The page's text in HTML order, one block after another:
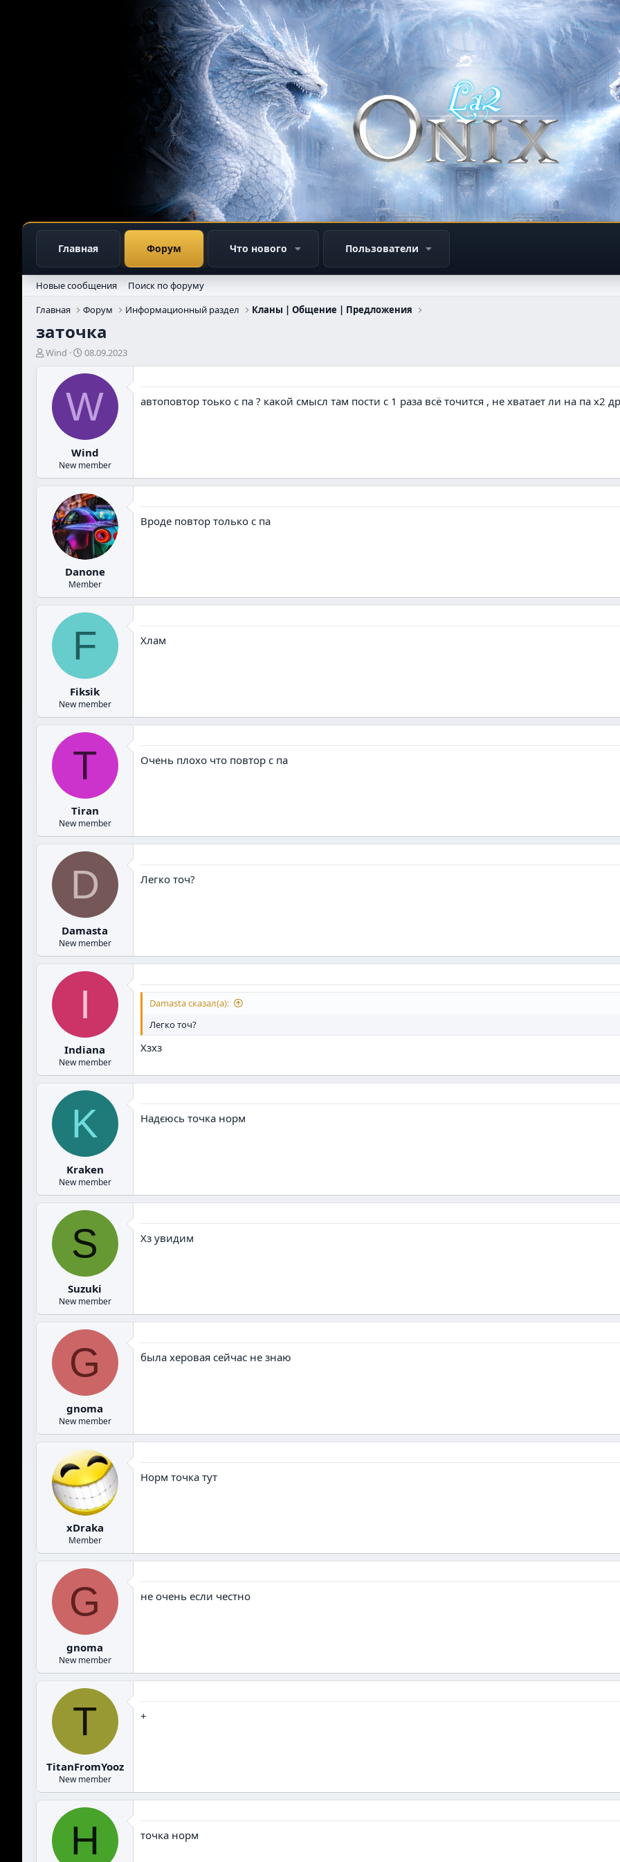
Главная Форум Что нового Пользователи
Новые сообщения
Поиск по форуму
Главная
Форум Информационный раздел Кланы | Общение | Предложения
заточка
А
в
Wind
Д
а
т
н
а
а
л
а
08.09.2023
W
Wind
New member
автоповтор тоько с па ? какой смысл там пости с 1 раза всё точится , не хватает ли на па х2
Danone
Member
Вроде повтор только с па
F
Fiksik
New member
Хлам
T
Tiran
New member
Очень плохо что повтор с па
D
Damasta
New member
Легко точ?
I
Indiana
New member
Damasta сказал(а):
Легко точ?
Хзхз
K
Kraken
New member
Надєюсь точка норм
S
Suzuki
New member
Хз увидим
G
gnoma
New member
была херовая сейчас не знаю
xDraka
Member
Норм точка тут
G
gnoma
New member
не очень если честно
T
TitanFromYooz
New member
+
H точка норм